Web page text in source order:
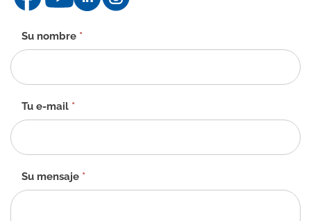
Formulario
de
contacto
-
Su nombre *
Tu e-mail *
Su mensaje *